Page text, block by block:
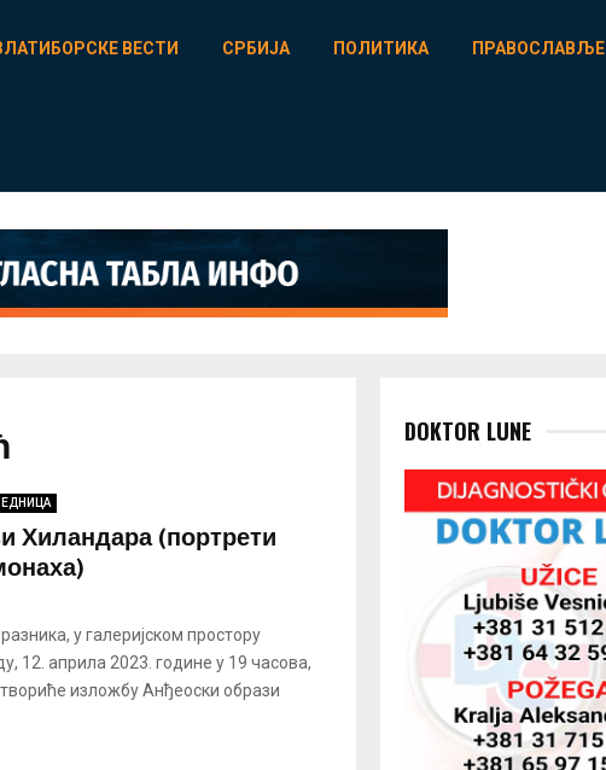
ВЕСТИ СРБИЈА ПОЛИТИКА ПРАВОСЛАВЉЕ
Хиландара (портрети
у галеријском простору
12. априла 2023. године у 19 часова,
изложбу Анђеоски образи
DOKTOR LUNE